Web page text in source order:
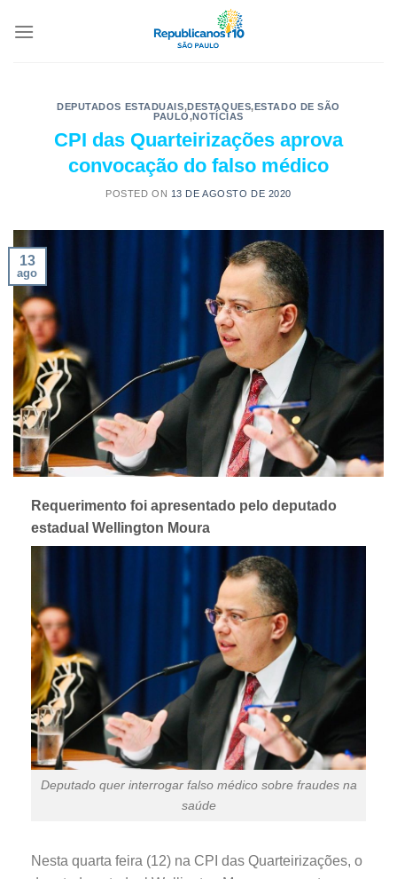
DEPUTADOS ESTADUAIS,DESTAQUES,ESTADO DE SÃO
PAULO,NOTÍCIAS
CPI das Quarteirizações aprova
convocação do falso médico
POSTED ON 13 DE AGOSTO DE 2020
13
ago
Requerimento foi apresentado pelo deputado
estadual Wellington Moura
Deputado quer interrogar falso médico sobre fraudes na
saúde
Nesta quarta feira (12) na CPI das Quarteirizações, o